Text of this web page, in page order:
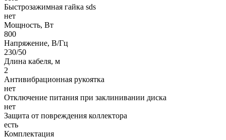
Быстрозажимная гайка sds
нет
Мощность, Вт
800
Напряжение, В/Гц
230/50
Длина кабеля, м
2
Антивибрационная рукоятка
нет
Отключение питания при заклинивании диска
нет
Защита от повреждения коллектора
есть
Комплектация